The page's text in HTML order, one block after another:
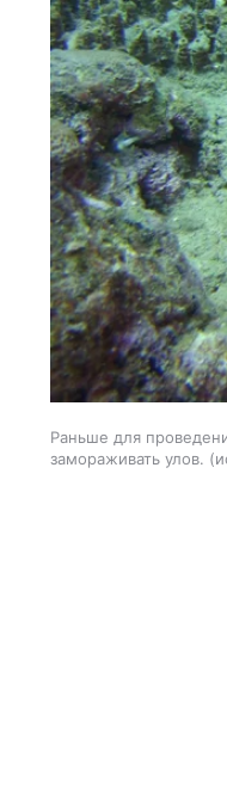
Раньше для
замораживать улов.